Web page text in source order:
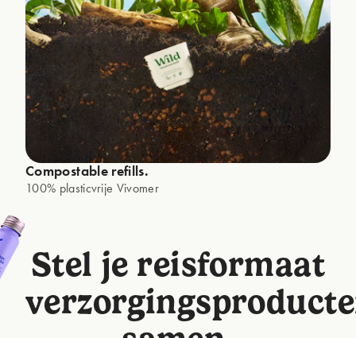
Compostable refills.
100% plasticvrije Vivomer
Stel je reisformaat